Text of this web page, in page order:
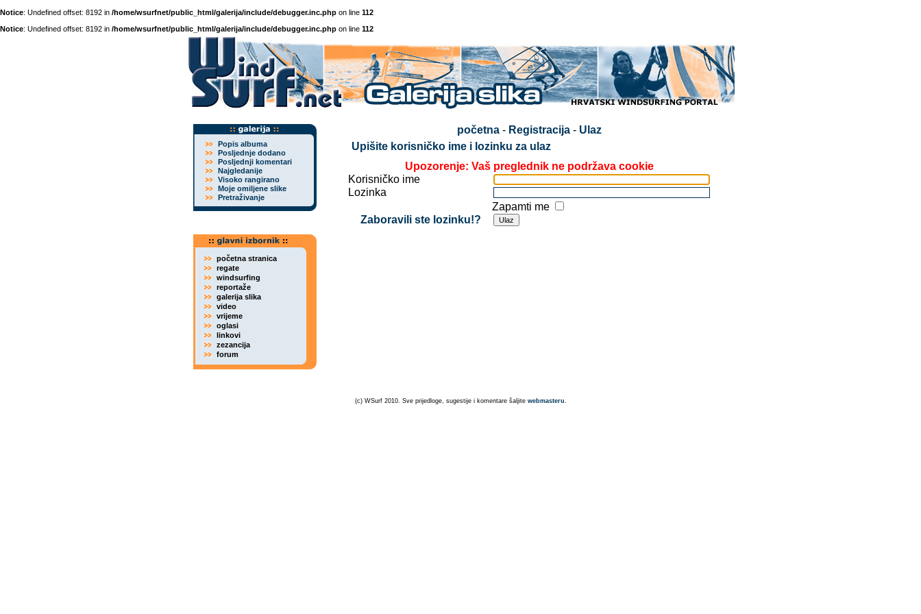
Notice: Undefined offset: 8192 in /home/wsurfnet/public_html/galerija/include/debugger.inc.php on line 112
Notice: Undefined offset: 8192 in /home/wsurfnet/public_html/galerija/include/debugger.inc.php on line 112
Popis albuma
Posljednje dodano
Posljednji komentari
Najgledanije
Visoko rangirano
Moje omiljene slike
Pretraživanje
početna stranica
regate
windsurfing
reportaže
galerija slika
video
vrijeme
oglasi
linkovi
zezancija
forum
početna- Registracija- Ulaz
Upišite korisničko ime i lozinku za ulaz
Upozorenje: Vaš preglednik ne podržava cookie
Korisničko ime
Lozinka
Zapamti me
Zaboravili ste lozinku!?
(c) WSurf 2010. Sve prijedloge, sugestije i komentare šaljite webmasteru